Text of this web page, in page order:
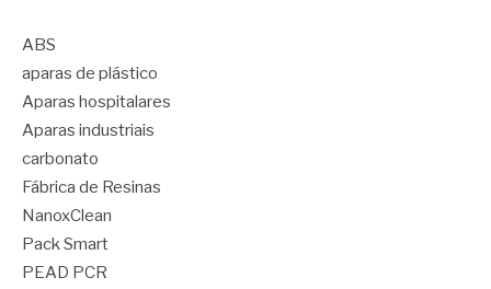
ABS
aparas de plástico
Aparas hospitalares
Aparas industriais
carbonato
Fábrica de Resinas
NanoxClean
Pack Smart
PEAD PCR